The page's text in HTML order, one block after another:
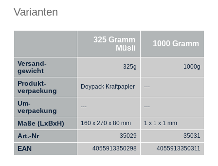
Varianten
325 Gramm
Müsli
1000 Gramm
Versand-
gewicht
325g 1000g
Produkt-
verpackung
Doypack Kraftpapier ---
Um-
verpackung
--- ---
Maße (LxBxH) 160 x 270 x 80 mm 1 x 1 x 1 mm
Art.-Nr 35029 35031
EAN 4055913350298 4055913350311